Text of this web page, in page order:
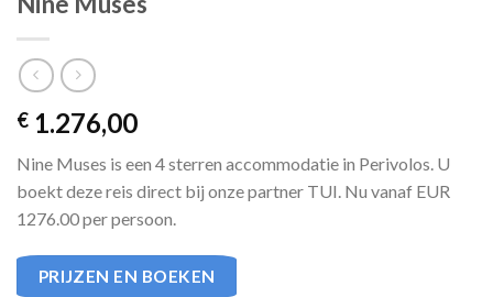
€ 1.276,00
Nine Muses is een 4 sterren accommodatie in Perivolos. U
boekt deze reis direct bij onze partner TUI. Nu vanaf EUR
1276.00 per persoon.
PRIJZEN EN BOEKEN